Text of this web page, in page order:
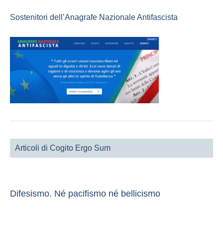
Sostenitori dell’Anagrafe Nazionale Antifascista
Articoli di Cogito Ergo Sum
Difesismo. Né pacifismo né bellicismo